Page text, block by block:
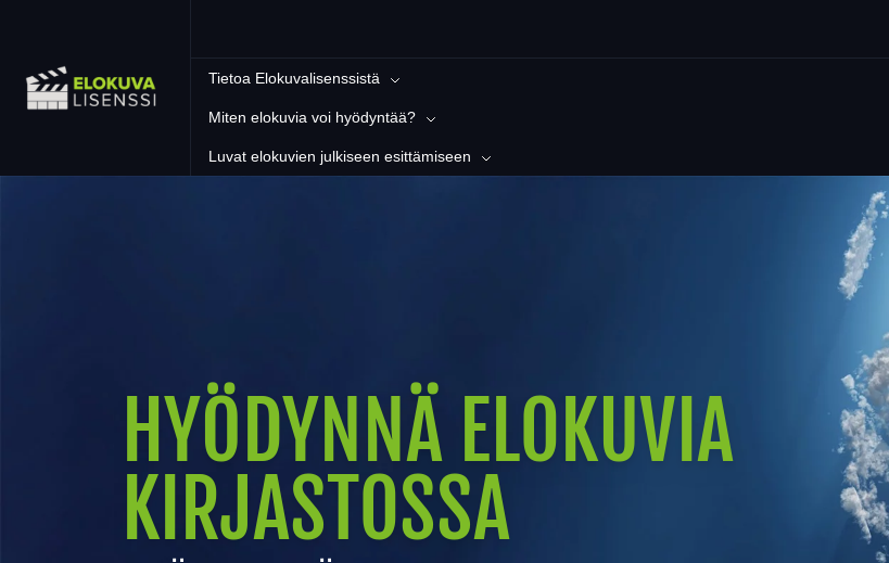
Tietoa Elokuvalisenssistä
Miten elokuvia voi hyödyntää?
Luvat elokuvien julkiseen esittämiseen
HYÖDYNNÄ ELOKUVIA
KIRJASTOSSA